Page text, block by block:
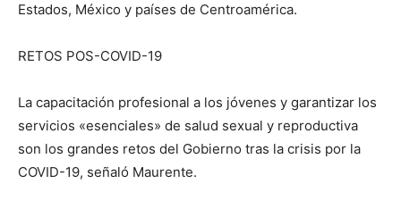
Estados, México y países de Centroamérica.
RETOS POS-COVID-19
La capacitación profesional a los jóvenes y garantizar los
servicios «esenciales» de salud sexual y reproductiva
son los grandes retos del Gobierno tras la crisis por la
COVID-19, señaló Maurente.